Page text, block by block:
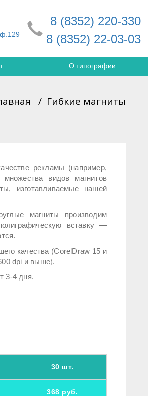
8 (8352) 220-330
8 (8352) 22-03-03
О типографии
/ Гибкие магниты
рекламы (например,
видов магнитов
изготавливаемые нашей
магниты производим
вставку —
качества (CorelDraw 15 и
dpi и выше).
3-4 дня.
30 шт.
368 руб.